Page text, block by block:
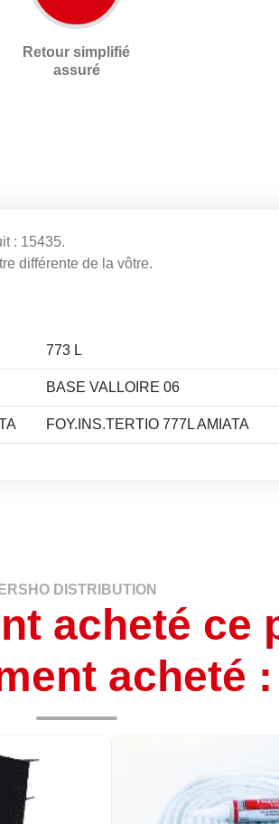
Retour simplifié
assuré
: 15435.
différente de la vôtre.
773 L
BASE VALLOIRE 06
FOY.INS.TERTIO 777L AMIATA
ERSHO DISTRIBUTION
acheté ce
acheté :